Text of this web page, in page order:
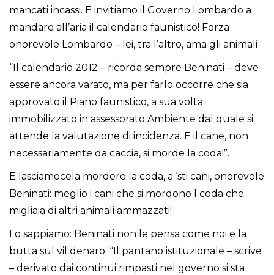
mancati incassi. E invitiamo il Governo Lombardo a
mandare all’aria il calendario faunistico! Forza
onorevole Lombardo – lei, tra l’altro, ama gli animali
“Il calendario 2012 – ricorda sempre Beninati – deve
essere ancora varato, ma per farlo occorre che sia
approvato il Piano faunistico, a sua volta
immobilizzato in assessorato Ambiente dal quale si
attende la valutazione di incidenza. E il cane, non
necessariamente da caccia, si morde la coda!”.
E lasciamocela mordere la coda, a ‘sti cani, onorevole
Beninati: meglio i cani che si mordono l coda che
migliaia di altri animali ammazzati!
Lo sappiamo: Beninati non le pensa come noi e la
butta sul vil denaro: “Il pantano istituzionale – scrive
– derivato dai continui rimpasti nel governo si sta